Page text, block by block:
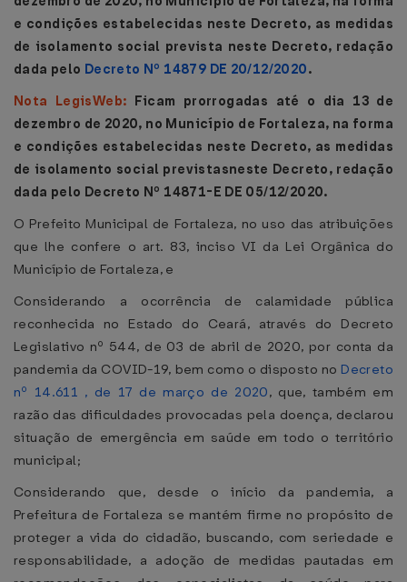
e condições estabelecidas neste Decreto, as medidas
de isolamento social prevista neste Decreto, redação
dada pelo Decreto Nº 14879 DE 20/12/2020.
Nota LegisWeb: Ficam prorrogadas até o dia 13 de
dezembro de 2020, no Município de Fortaleza, na forma
e condições estabelecidas neste Decreto, as medidas
de isolamento social previstasneste Decreto, redação
dada pelo Decreto Nº 14871-E DE 05/12/2020.
O Prefeito Municipal de Fortaleza, no uso das atribuições
que lhe confere o art. 83, inciso VI da Lei Orgânica do
Município de Fortaleza, e
Considerando a ocorrência de calamidade pública
reconhecida no Estado do Ceará, através do Decreto
Legislativo nº 544, de 03 de abril de 2020, por conta da
pandemia da COVID-19, bem como o disposto no Decreto
nº 14.611 , de 17 de março de 2020, que, também em
razão das dificuldades provocadas pela doença, declarou
situação de emergência em saúde em todo o território
municipal;
Considerando que, desde o início da pandemia, a
Prefeitura de Fortaleza se mantém firme no propósito de
proteger a vida do cidadão, buscando, com seriedade e
responsabilidade, a adoção de medidas pautadas em